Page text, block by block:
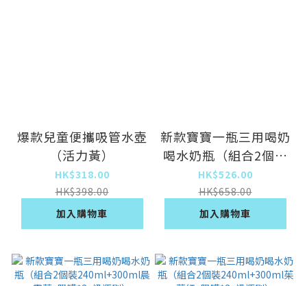
爆款兒童便攜吸管水壺
（活力黃）
HK$318.00
HK$398.00
加入購物車
新款寶寶一瓶三用喝奶
喝水奶瓶（組合2個裝
300ml+300ml+吸嘴
*2+奶瓶刷）
HK$526.00
HK$658.00
加入購物車